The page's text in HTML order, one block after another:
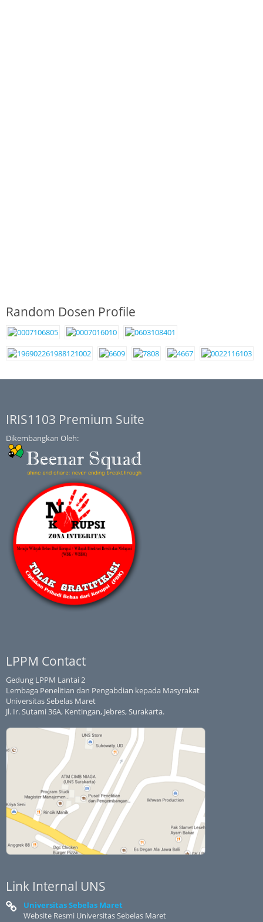
Random Dosen Profile
IRIS1103 Premium Suite
Dikembangkan Oleh:
LPPM Contact
Gedung LPPM Lantai 2
Lembaga Penelitian dan Pengabdian kepada Masyrakat
Universitas Sebelas Maret
Jl. Ir. Sutami 36A, Kentingan, Jebres, Surakarta.
Link Internal UNS
Universitas Sebelas Maret
Website Resmi Universitas Sebelas Maret